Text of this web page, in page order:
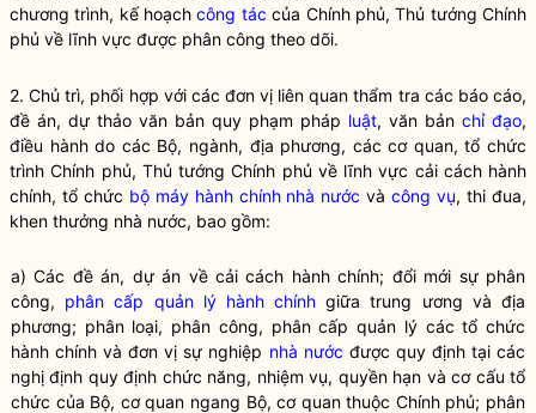
chương trình, kế hoạchcông tác của Chính phủ, Thủ tướng Chính
phủ về lĩnh vực được phân công theo dõi.
2. Chủ trì, phối hợp với các đơn vị liên quan thẩm tra các báo cáo,
đề án, dự thảo văn bản quy phạm pháp luật, văn bản chỉ đạo,
điều hành do các Bộ, ngành, địa phương, các cơ quan, tổ chức
trình Chính phủ, Thủ tướng Chính phủ về lĩnh vực cải cách hành
chính, tổ chức bộ máy hành chính nhà nước vàcông vụ, thi đua,
khen thưởng nhà nước, bao gồm:
a) Các đề án, dự án về cải cách hành chính; đổi mới sự phân
công, phân cấp quản lý hành chính giữa trung ương và địa
phương; phân loại, phân công, phân cấp quản lý các tổ chức
hành chính và đơn vị sự nghiệp nhà nước được quy định tại các
nghị định quy định chức năng, nhiệm vụ, quyềnhạn và cơ cấu tổ
chức của Bộ, cơ quan ngang Bộ, cơ quan thuộc Chính phủ; phân